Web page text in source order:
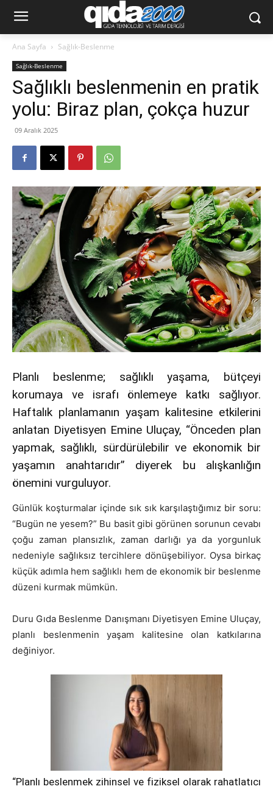
Ana Sayfa Sağlık-Beslenme
Sağlık-Beslenme
Sağlıklı beslenmenin en pratik
yolu: Biraz plan, çokça huzur
09 Aralık 2025
Planlı beslenme; sağlıklı yaşama, bütçeyi
korumaya ve israfı önlemeye katkı sağlıyor.
Haftalık planlamanın yaşam kalitesine etkilerini
anlatan Diyetisyen Emine Uluçay, “Önceden plan
yapmak, sağlıklı, sürdürülebilir ve ekonomik bir
yaşamın anahtarıdır” diyerek bu alışkanlığın
önemini vurguluyor.
Günlük koşturmalar içinde sık sık karşılaştığımız bir soru:
“Bugün ne yesem?” Bu basit gibi görünen sorunun cevabı
çoğu zaman plansızlık, zaman darlığı ya da yorgunluk
nedeniyle sağlıksız tercihlere dönüşebiliyor. Oysa birkaç
küçük adımla hem sağlıklı hem de ekonomik bir beslenme
düzeni kurmak mümkün.
Duru Gıda Beslenme Danışmanı Diyetisyen Emine Uluçay,
planlı beslenmenin yaşam kalitesine olan katkılarına
değiniyor.
“Planlı beslenmek zihinsel ve fiziksel olarak rahatlatıcı